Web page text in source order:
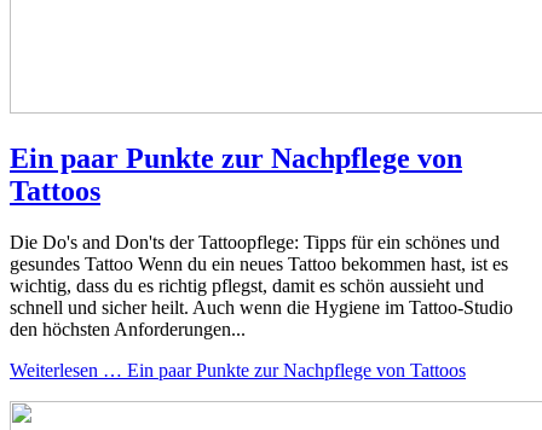
Ein paar Punkte zur Nachpflege von
Tattoos
Die Do's and Don'ts der Tattoopflege: Tipps für ein schönes und
gesundes Tattoo Wenn du ein neues Tattoo bekommen hast, ist es
wichtig, dass du es richtig pflegst, damit es schön aussieht und
schnell und sicher heilt. Auch wenn die Hygiene im Tattoo-Studio
den höchsten Anforderungen...
Weiterlesen … Ein paar Punkte zur Nachpflege von Tattoos